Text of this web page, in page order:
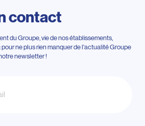
contact
du Groupe, vie de nos établissements,
pour ne plus rien manquer de l'actualité Groupe
newsletter !